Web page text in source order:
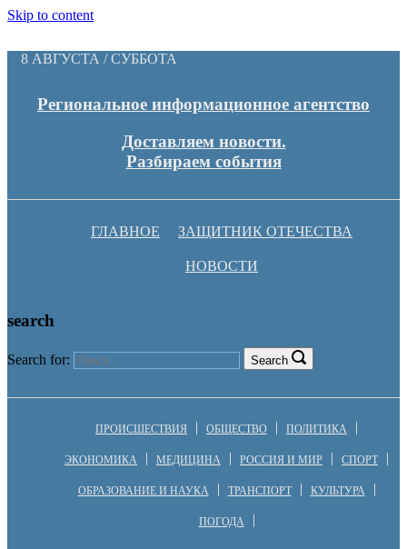
Skip to content
8 АВГУСТА / СУББОТА
Региональное информационное агентство
Доставляем новости.
Разбираем события
ГЛАВНОЕ ЗАЩИТНИК ОТЕЧЕСТВА
НОВОСТИ
search
Search for: Search
ПРОИСШЕСТВИЯ ОБЩЕСТВО ПОЛИТИКА
ЭКОНОМИКА МЕДИЦИНА РОССИЯ И МИР СПОРТ
ОБРАЗОВАНИЕ И НАУКА ТРАНСПОРТ КУЛЬТУРА
ПОГОДА